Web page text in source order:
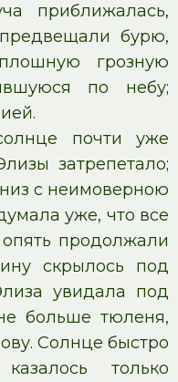
приближалась,
бурю,
грозную
по небу;
почти уже
затрепетало;
с неимоверною
уже, что все
продолжали
скрылось под
увидала под
больше тюленя,
Солнце быстро
только